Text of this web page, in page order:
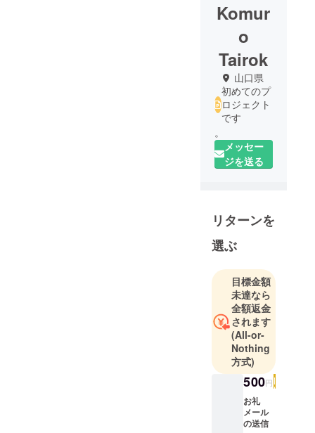
Komur
o
Tairok
山口県
初めてのプ
ロジェクト
です
。
メッセー
ジを送る
リターンを
選ぶ
目標金額
未達なら
全額返金
されます
(All-or-
Nothing
方式)
500円
お礼
メール
の送信